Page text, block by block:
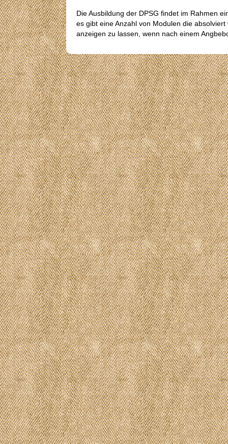
Die Ausbildung der DPSG findet im Rahmen
es gibt eine Anzahl von Modulen die
anzeigen zu lassen, wenn nach einem